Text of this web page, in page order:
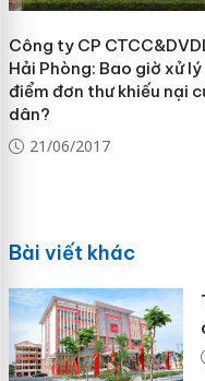
Công ty CP
Hải Phòng: Bao giờ xử
điểm đơn thư khiếu nại
dân?
21/06/2017
Bài viết khác